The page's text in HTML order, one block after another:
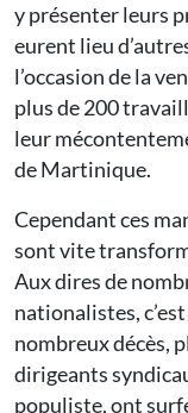
y présenter leurs
eurent lieu
l’occasion de la
plus de 200
leur
de Martinique.
Cependant ces
sont vite
Aux dires de
nationalistes,
nombreux décès,
dirigeants
populiste, ont